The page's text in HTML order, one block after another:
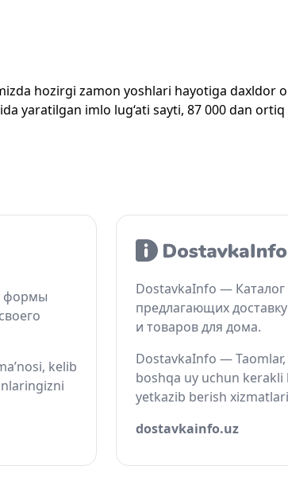
hozirgi zamon yoshlari hayotiga daxldor
yaratilgan imlo lug‘ati sayti, 87 000 dan ortiq
формы
kelib
DostavkaInfo — Каталог
предлагающих
и товаров для дома.
DostavkaInfo —
boshqa uy uchun kerakli
yetkazib berish
dostavkainfo.uz